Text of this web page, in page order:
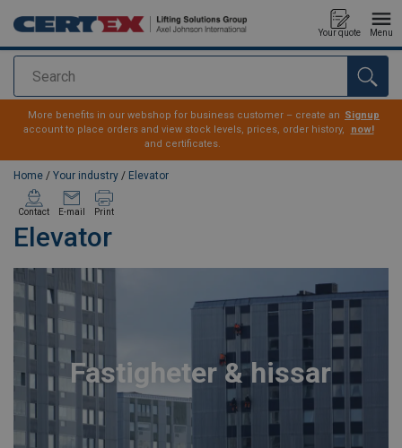
Search
Your quote Menu
added to your quote
More benefits in our webshop for business customer – create an
account to place orders and view stock levels, prices, order history,
and certificates.
Signup
now!
Home / Your industry / Elevator
Elevator
Contact E-mail Print
Fastigheter & hissar